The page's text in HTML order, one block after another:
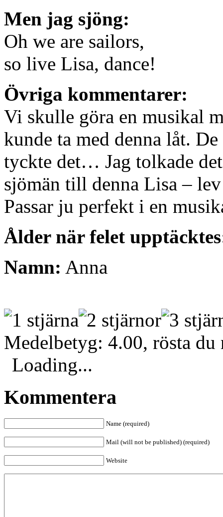
Men jag sjöng:
Oh we are sailors,
so live Lisa, dance!
Övriga kommentarer:
Vi skulle göra en musikal
kunde ta med denna låt.
tyckte det… Jag tolkade
sjömän till denna Lisa –
Passar ju perfekt i en
Ålder när felet
Namn: Anna
Medelbetyg: 4.00, rösta du
Loading...
Kommentera
Name (required)
Mail (will not be published) (required)
Website